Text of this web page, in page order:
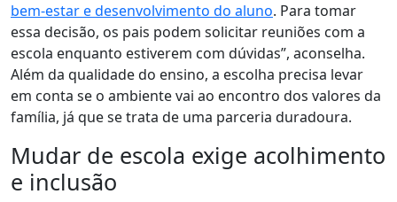
bem-estar e desenvolvimento do aluno. Para tomar
essa decisão, os pais podem solicitar reuniões com a
escola enquanto estiverem com dúvidas”, aconselha.
Além da qualidade do ensino, a escolha precisa levar
em conta se o ambiente vai ao encontro dos valores da
família, já que se trata de uma parceria duradoura.
Mudar de escola exige acolhimento
e inclusão